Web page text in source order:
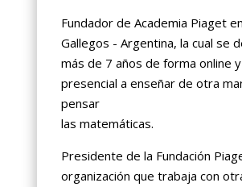
Fundador de Academia Piaget
Gallegos - Argentina, la cual se
más de 7 años de forma online y
presencial a enseñar de otra
pensar
las matemáticas.
Presidente de la Fundación
organización que trabaja con